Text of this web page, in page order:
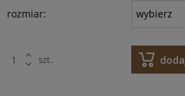
rozmiar:
szt.